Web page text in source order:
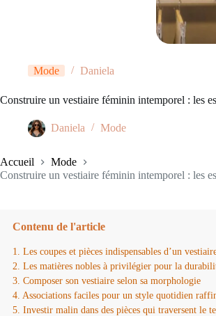
Mode Daniela
Construire un vestiaire féminin intemporel : les
Daniela Mode
Accueil
Mode
Construire un vestiaire féminin intemporel : les
Contenu de l'article
Les coupes et pièces indispensables d’un
Les matières nobles à privilégier pour la
Composer son vestiaire selon sa morphologie
Associations faciles pour un style quotidien
Investir malin dans des pièces qui traversent le